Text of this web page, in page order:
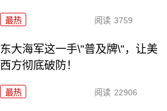
最热 阅读 3759
东大海军这一手\"普及牌\"，让美
西方彻底破防！
最热 阅读 22906